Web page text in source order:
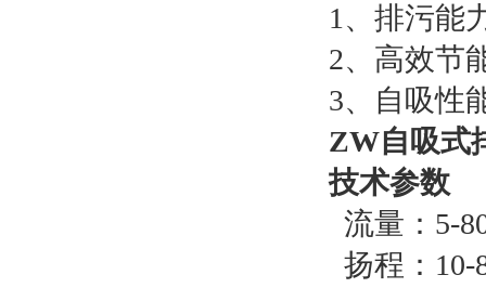
1、排污能
2、高效节
3、自吸性
ZW自吸式
技术参数
流量：5-
扬程：10-